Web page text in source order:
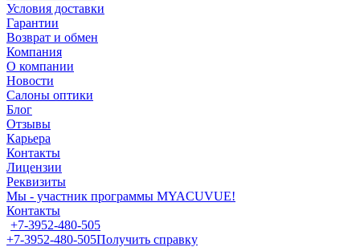
Условия доставки
Гарантии
Возврат и обмен
Компания
О компании
Новости
Салоны оптики
Блог
Отзывы
Карьера
Контакты
Лицензии
Реквизиты
Мы - участник программы MYACUVUE!
Контакты
+7-3952-480-505
+7-3952-480-505Получить справку